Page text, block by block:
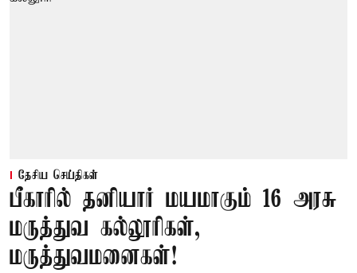
தேசிய செய்திகள்
பீகாரில் தனியார் மயமாகும் 16 அரசு
மருத்துவ கல்லூரிகள்,
மருத்துவமனைகள்!